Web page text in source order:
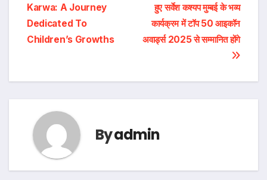
navigation
हुए सर्वेश कश्यप मुम्बई के भव्य
कार्यक्रम में टॉप 50 आइकॉन
अवार्ड्स 2025 से सम्मानित होंगे
Karwa: A Journey
Dedicated To
Children’s Growths
Byadmin